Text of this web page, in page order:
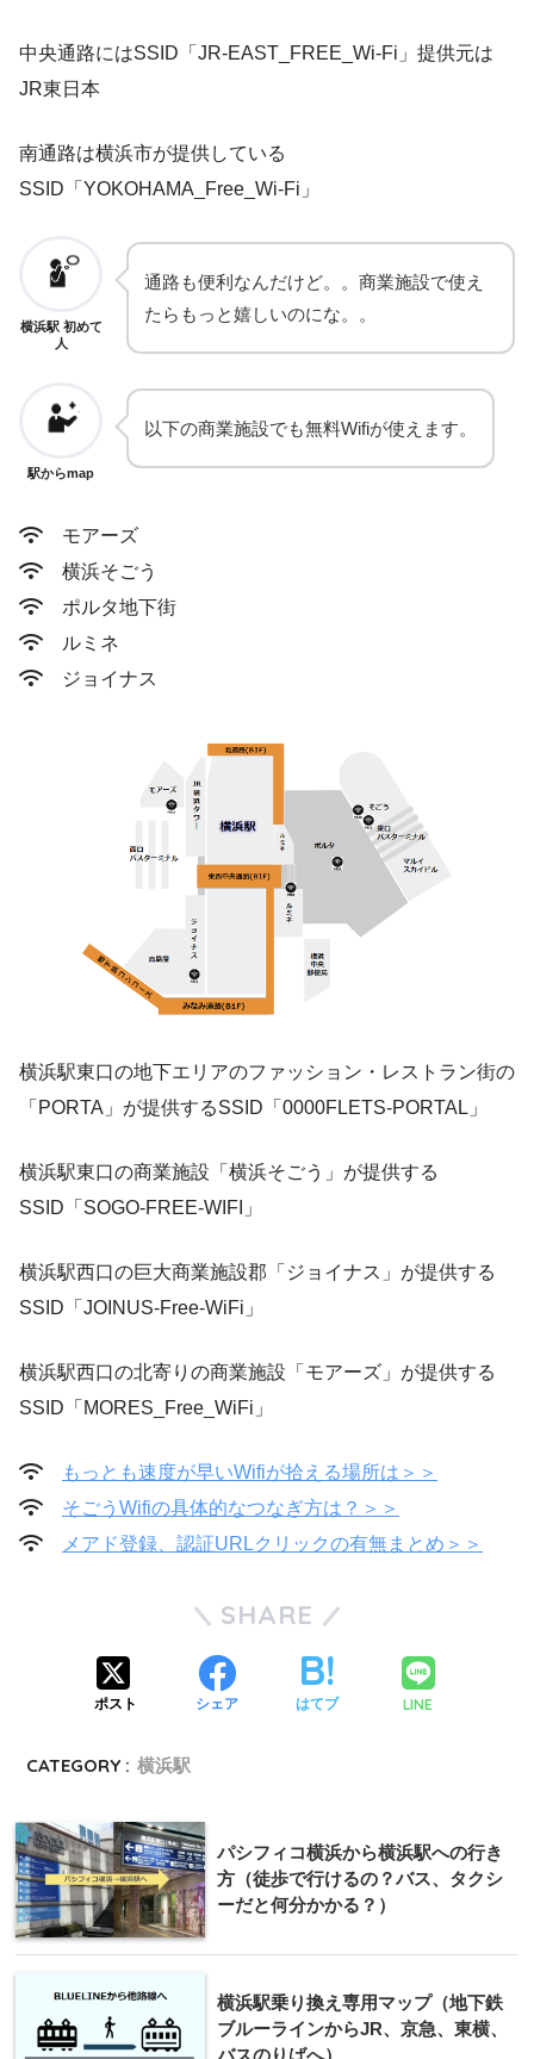
中央通路にはSSID「JR-EAST_FREE_Wi-Fi」提供元は
JR東日本
南通路は横浜市が提供している
SSID「YOKOHAMA_Free_Wi-Fi」
横浜駅 初めて
人
通路も便利なんだけど。。商業施設で使え
たらもっと嬉しいのにな。。
駅からmap
以下の商業施設でも無料Wifiが使えます。
モアーズ
横浜そごう
ポルタ地下街
ルミネ
ジョイナス
横浜駅東口の地下エリアのファッション・レストラン街の
「PORTA」が提供するSSID「0000FLETS-PORTAL」
横浜駅東口の商業施設「横浜そごう」が提供する
SSID「SOGO-FREE-WIFI」
横浜駅西口の巨大商業施設郡「ジョイナス」が提供する
SSID「JOINUS-Free-WiFi」
横浜駅西口の北寄りの商業施設「モアーズ」が提供する
SSID「MORES_Free_WiFi」
もっとも速度が早いWifiが拾える場所は＞＞
そごうWifiの具体的なつなぎ方は？＞＞
メアド登録、認証URLクリックの有無まとめ＞＞
SHARE
ポスト シェア はてブ LINE
CATEGORY : 横浜駅
パシフィコ横浜から横浜駅への行き
方（徒歩で行けるの？バス、タクシ
ーだと何分かかる？）
横浜駅乗り換え専用マップ（地下鉄
ブルーラインからJR、京急、東横、
バスのりばへ）